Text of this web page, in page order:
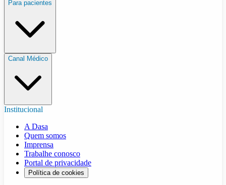
Para pacientes
Canal Médico
Institucional
A Dasa
Quem somos
Imprensa
Trabalhe conosco
Portal de privacidade
Política de cookies